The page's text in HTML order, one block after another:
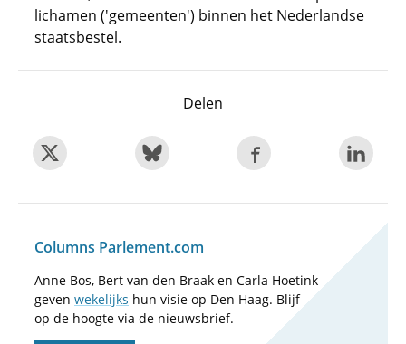
lichamen ('gemeenten') binnen het Nederlandse
staatsbestel.
Delen
Columns Parlement.com
Anne Bos, Bert van den Braak en Carla Hoetink
geven wekelijks hun visie op Den Haag. Blijf
op de hoogte via de nieuwsbrief.